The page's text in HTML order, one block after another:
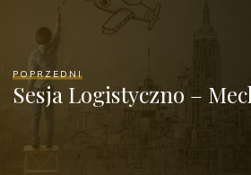
POPRZEDNI
Sesja Logistyczno –